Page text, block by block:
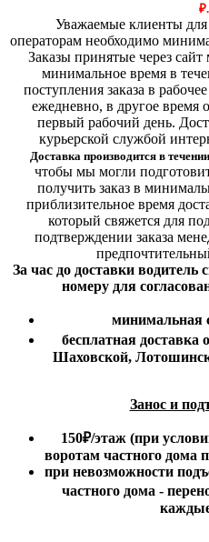
₽.
Уважаемые клиенты для
операторам необходимо
Заказы принятые через
минимальное время в
поступления заказа в
ежедневно, в другое время
первый рабочий день.
курьерской службой
Доставка производится в
чтобы мы могли
получить заказ в
приблизительное время
который свяжется для
подтверждении заказа
За час до доставки водитель
номеру для
минимальная
бесплатная доставка
Шаховской,
Занос и
150₽/этаж(при
воротам частного дома
при невозможности
частного дома -